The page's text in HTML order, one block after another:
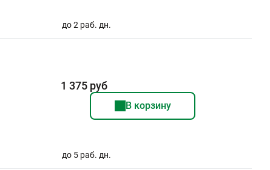
до 2 раб. дн.
1 375 руб
В корзину
до 5 раб. дн.